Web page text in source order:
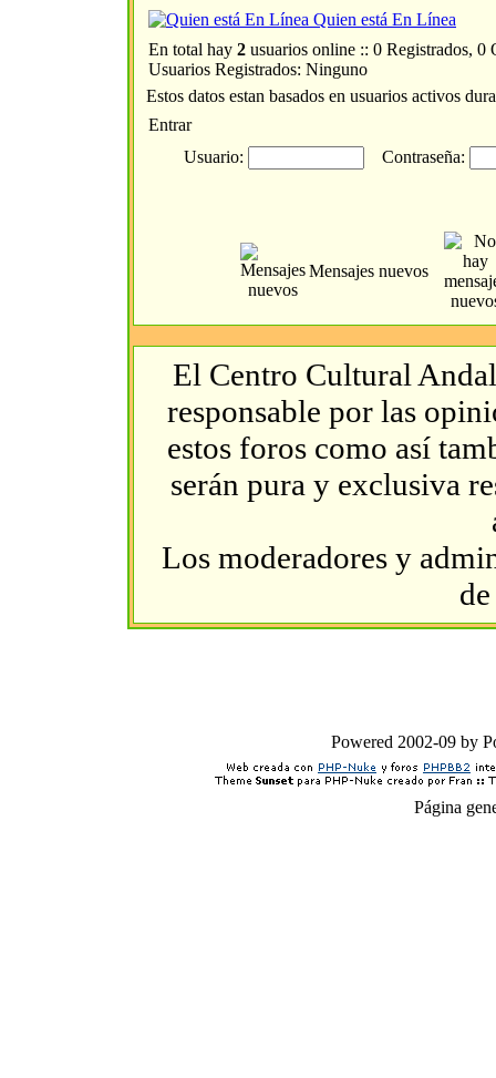
Quien está En Línea
En total hay 2 usuarios online :: 0 Registrados,
Usuarios Registrados: Ninguno
Estos datos estan basados en usuarios activos
Entrar
Usuario:
Contraseña:
Mensajes nuevos
El Centro Cultural
responsable por las
estos foros como así
serán pura y exclusiva
Los moderadores y
Powered 2002-09 by
Página